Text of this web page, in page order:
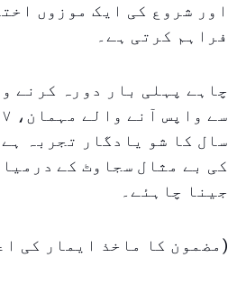
اور شروع کی ایک موزوں
فراہم کرتی ہے۔
چاہے پہلی بار دورہ کرنے
سال کا شو یادگار تجربہ
کی بے مثال سجاوٹ کے
جینا چاہئے۔
(مضمون کا ماخذ ایمار کی